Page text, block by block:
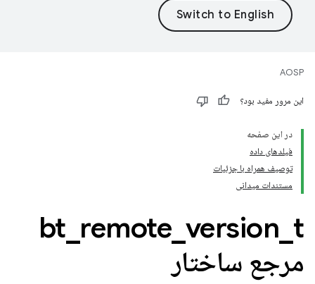
AOSP
این مرور مفید بود؟
در این صفحه
فیلدهای داده
توصیف همراه با جزئیات
مستندات میدانی
bt remote version t
مرجع ساختار